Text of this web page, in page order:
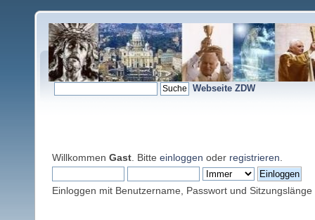
Webseite ZDW
Willkommen Gast . Bitte einloggen oder registrieren
Einloggen mit Benutzername, Passwort und Sitzungslänge